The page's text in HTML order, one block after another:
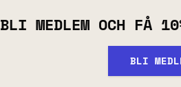
BLI MEDLEM OCH FÅ
BLI